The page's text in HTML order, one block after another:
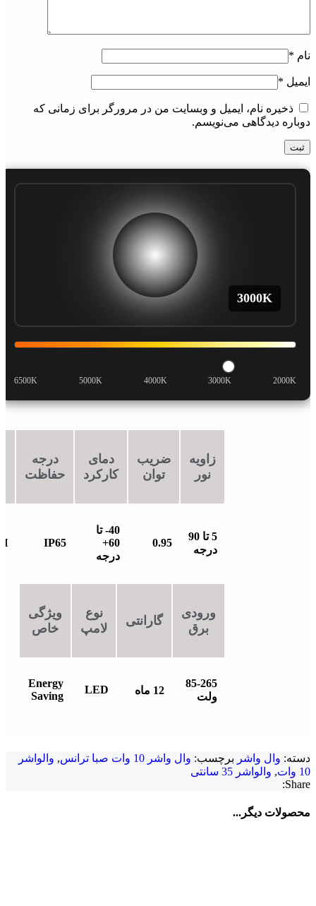
نام *
ایمیل *
ذخیره نام، ایمیل و وبسایت من در مرورگر برای زمانی که
دوباره دیدگاهی می‌نویسم.
3000K
2000K
3000K
4000K
5000K
6500K
زاویه
نور
ضریب
توان
دمای
کارکرد
درجه
حفاظت
5 تا 90
درجه
0.95
40- تا
60+
درجه
IP65
ورودی
برق
گارانتی
نوع
لامپ
ویژگی
خاص
85-265
ولت
12 ماه LED
Energy
Saving
دسته: وال واشر برچسب: وال واشر 10 وات صبا ترانس , والواشر
10 وات
, والواشر 35 سانتی
Share:
محصولات دیگر...